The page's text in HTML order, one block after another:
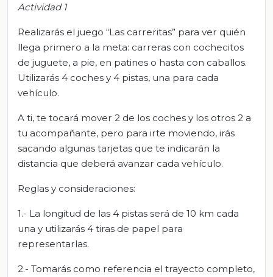
Actividad 1
Realizarás el juego “Las carreritas” para ver quién
llega primero a la meta: carreras con cochecitos
de juguete, a pie, en patines o hasta con caballos.
Utilizarás 4 coches y 4 pistas, una para cada
vehículo.
A ti, te tocará mover 2 de los coches y los otros 2 a
tu acompañante, pero para irte moviendo, irás
sacando algunas tarjetas que te indicarán la
distancia que deberá avanzar cada vehículo.
Reglas y consideraciones:
1.- La longitud de las 4 pistas será de 10 km cada
una y utilizarás 4 tiras de papel para
representarlas.
2.- Tomarás como referencia el trayecto completo,